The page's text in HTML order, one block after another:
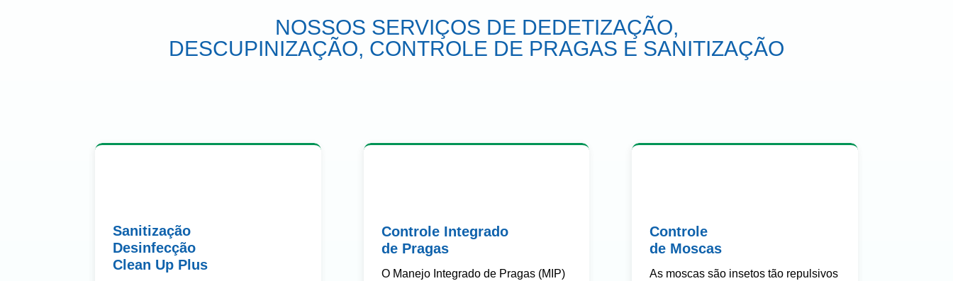
NOSSOS SERVIÇOS DE DEDETIZAÇÃO,
DESCUPINIZAÇÃO, CONTROLE DE PRAGAS E SANITIZAÇÃO
Sanitização
Desinfecção
Clean Up Plus
Controle Integrado
de Pragas
O Manejo Integrado de Pragas (MIP)
Controle
de Moscas
As moscas são insetos tão repulsivos